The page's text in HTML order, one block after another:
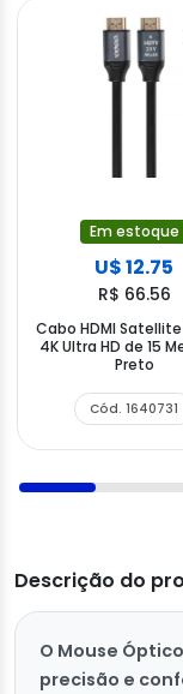
Em estoque
U$ 12.75
R$ 66.56
Cabo HDMI Satellite
4K Ultra HD de 15
Preto
Cód. 1640731
Descrição do
O Mouse
precisão e